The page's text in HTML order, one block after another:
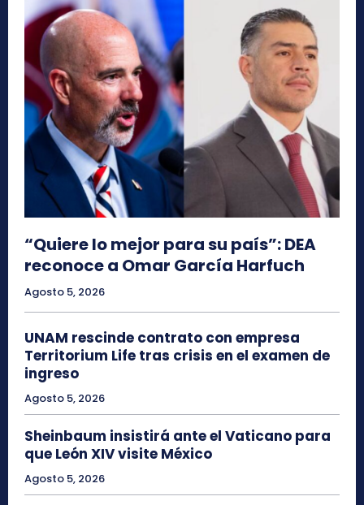
“Quiere lo mejor para su país”: DEA
reconoce a Omar García Harfuch
Agosto 5, 2026
UNAM rescinde contrato con empresa
Territorium Life tras crisis en el examen de
ingreso
Agosto 5, 2026
Sheinbaum insistirá ante el Vaticano para
que León XIV visite México
Agosto 5, 2026